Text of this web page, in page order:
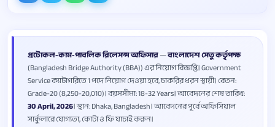
প্রটোকল-কাম-পাবলিক রিলেসন্স অফিসার—বাংলাদেশ সেতু কর্তৃপক্ষ
(Bangladesh Bridge Authority (BBA)) এর নিয়োগ বিজ্ঞপ্তি। Government
Service ক্যাটাগরিতে 1 পদে নিয়োগ দেওয়া হবে, চাকরির ধরন স্থায়ী। বেতন:
Grade-20 (8,250-20,010)। বয়সসীমা: 18-32 Years। আবেদনের শেষ তারিখ:
30 April, 2026। স্থান: Dhaka, Bangladesh। আবেদনের পূর্বে অফিসিয়াল
সার্কুলারে যোগ্যতা, কোটা ও ফি যাচাই করুন।